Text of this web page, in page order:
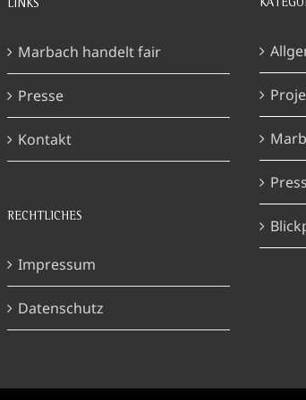
LINKS
Marbach handelt fair
Presse
Kontakt
RECHTLICHES
Impressum
Datenschutz